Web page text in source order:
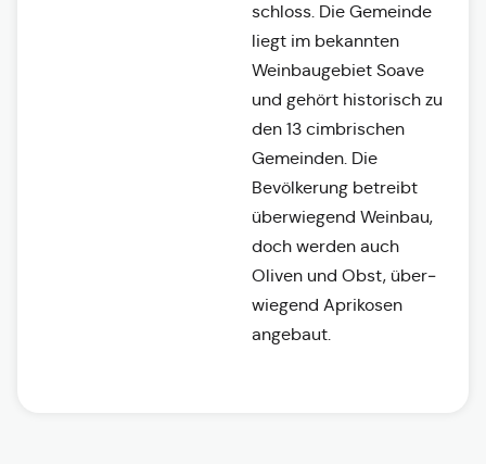
schloss. Die Gemeinde
liegt im be­kannten
Weinbaugebiet Soave
und gehört historisch zu
den 13 cimbri­schen
Gemeinden. Die
Bevölkerung betreibt
überwiegend Weinbau,
doch werden auch
Oliven und Obst, über­
wiegend Aprikosen
angebaut.